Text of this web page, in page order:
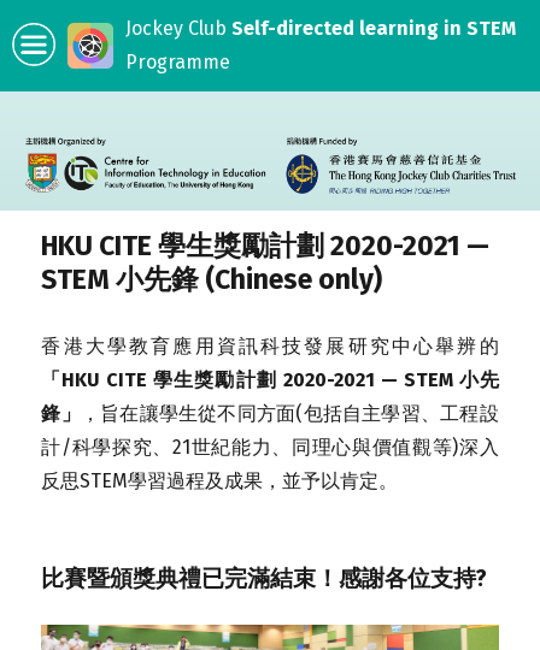
Jockey Club Self-directed learning in STEM
Programme
HKU CITE 學生獎勵計劃 2020-2021 —
STEM 小先鋒 (Chinese only)
香港大學教育應用資訊科技發展研究中心舉辨的
「HKU CITE 學生獎勵計劃 2020-2021 — STEM 小先
鋒」
，旨在讓學生從不同方面(包括自主學習、工程設
計/科學探究、21世紀能力、同理心與價值觀等)深入
反思STEM學習過程及成果，並予以肯定。
比賽暨頒獎典禮已完滿結束！感謝各位支持?